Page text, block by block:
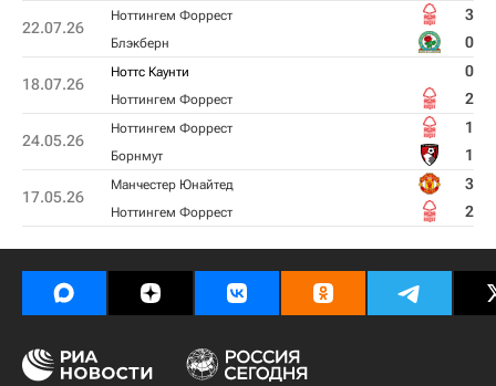
22.07.26
Ноттингем Форрест 3
Блэкберн 0
18.07.26
Ноттс Каунти 0
Ноттингем Форрест 2
24.05.26
Ноттингем Форрест 1
Борнмут 1
17.05.26
Манчестер Юнайтед 3
Ноттингем Форрест 2